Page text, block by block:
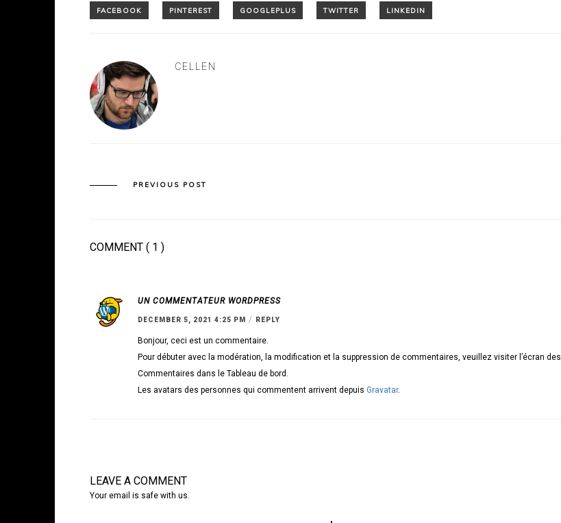
CELLEN
PREVIOUS POST
COMMENT ( 1 )
UN COMMENTATEUR WORDPRESS
DECEMBER 5, 2021 4:25 PM / REPLY
Bonjour, ceci est un commentaire.
Pour débuter avec la modération, la modification et la suppression de commentaires, veuillez visiter l’écran des
Commentaires dans le Tableau de bord.
Les avatars des personnes qui commentent arrivent depuis Gravatar.
LEAVE A COMMENT
Your email is safe with us.